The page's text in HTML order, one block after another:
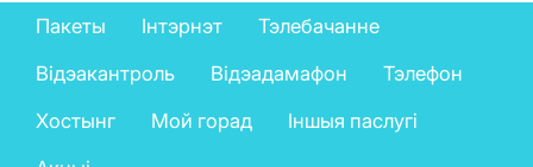
Private
services
menu
Пакеты Інтэрнэт
Тэлебачанне
Відэакантроль
Відэадамафон
Тэлефон
Хостынг
Мой горад
Іншыя паслугі